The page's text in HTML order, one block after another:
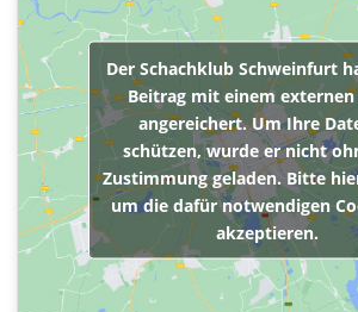
Der Schachklub Schweinfurt
Beitrag mit einem
angereichert. Um Ihre
schützen, wurde er nicht
Zustimmung geladen. Bitte
um die dafür notwendigen
akzeptieren.